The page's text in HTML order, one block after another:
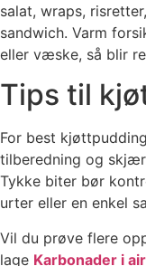
salat, wraps,
sandwich. Varm
eller væske, så blir
Tips til
For best
tilberedning og
Tykke biter bør
urter eller en enkel
Vil du prøve flere
lage Karbonader i